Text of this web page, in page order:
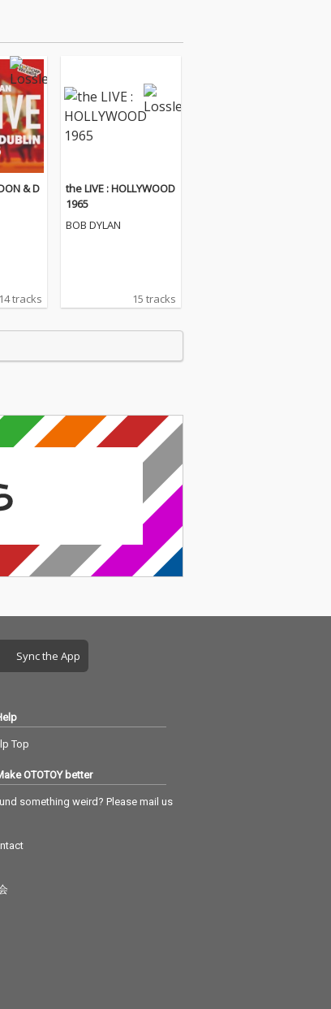
& D
14 tracks
the LIVE : HOLLYWOOD
1965
BOB DYLAN
15 tracks
Sync the App
Top
OTOTOY better
something weird? Please mail us